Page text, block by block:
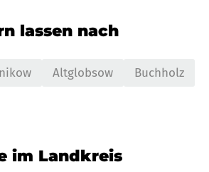
lassen nach
Altglobsow
Buchholz
im Landkreis